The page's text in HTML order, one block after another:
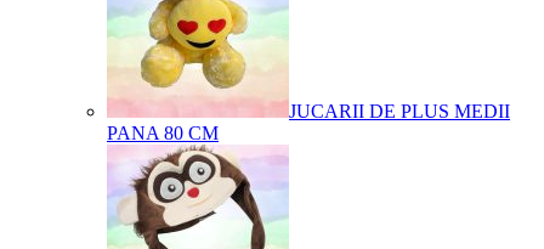
JUCARII DE PLUS MEDII
PANA 80 CM